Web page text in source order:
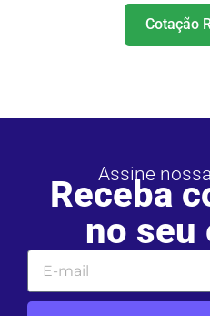
Cotação
Assine
Receba
no seu